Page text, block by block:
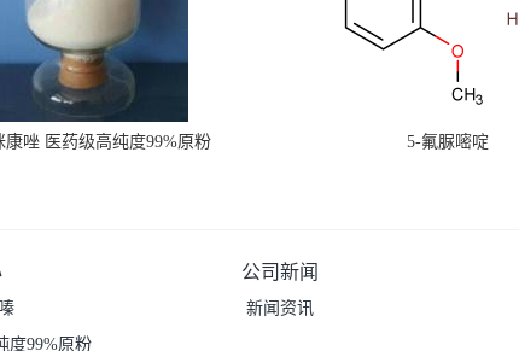
康唑 医药级高纯度99%原粉 5-氟脲嘧啶
度99%原粉
公司新闻
新闻资讯